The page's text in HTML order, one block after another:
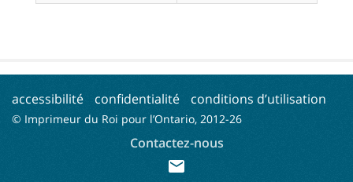
accessibilité confidentialité conditions d’utilisation
© Imprimeur du Roi pour l’Ontario, 2012-26
Contactez-nous
mail